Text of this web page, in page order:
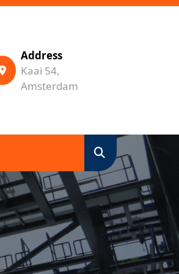
Address
Kaai 54,
Amsterdam